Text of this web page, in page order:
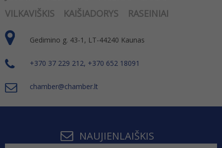
VILKAVIŠKIS
KAIŠIADORYS RASEINIAI
Gedimino g. 43-1, LT-44240 Kaunas
+370 37 229 212, +370 652 18091
chamber@chamber.lt
NAUJIENLAIŠKIS